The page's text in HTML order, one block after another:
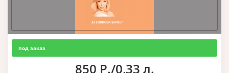
под заказ
850 Р./0,33 л.